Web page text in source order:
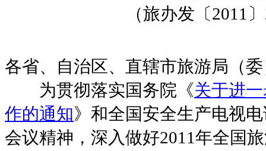
（旅办发〔2011
各省、自治区、直辖市旅游局（
为贯彻落实国务院《关于进
作的通知》和全国安全生产电视
会议精神，深入做好2011年全国